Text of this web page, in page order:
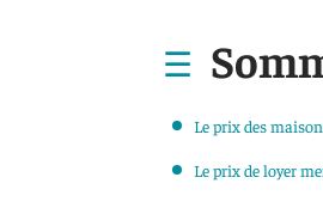
Le prix des
Le prix de loyer